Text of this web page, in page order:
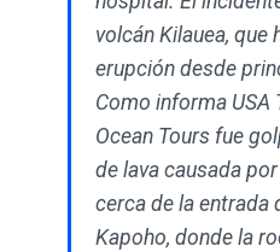
volcán Kilauea, que
erupción desde
Como informa USA
Ocean Tours fue
de lava causada
cerca de la entrada
Kapoho, donde la